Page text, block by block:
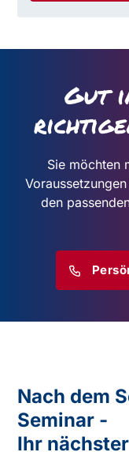
Gut
Sie möchten
den
Nach dem
Seminar -
Ihr